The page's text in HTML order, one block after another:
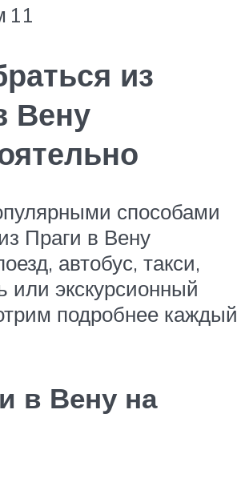
11
из
Вену
способами
Праги в Вену
автобус, такси,
или экскурсионный
подробнее каждый
в Вену на